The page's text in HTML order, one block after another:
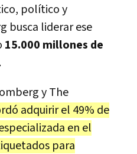
político y
busca liderar ese
15.000 millones de
y The
adquirir el 49% de
en el
para